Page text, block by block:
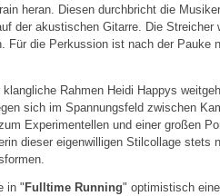
heran. Diesen durchbricht die
der akustischen Gitarre. Die Streicher
Für die Perkussion ist nach der Pauke
Rahmen Heidi Happys
sich im Spannungsfeld zwischen
Experimentellen und einer großen
dieser eigenwilligen Stilcollage stets
in "Fulltime Running" optimistisch